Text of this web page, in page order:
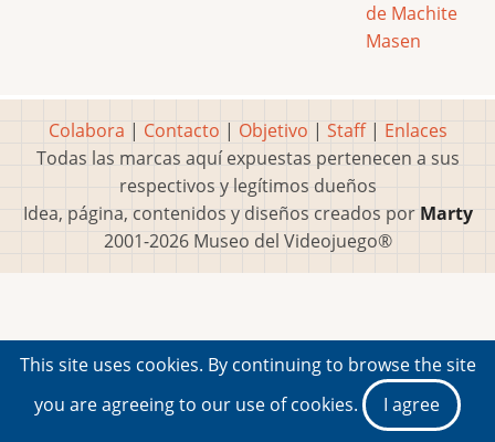
de Machite
Masen
Colabora | Contacto | Objetivo | Staff| Enlaces
Todas las marcas aquí expuestas pertenecen a sus
respectivos y legítimos dueños
Idea, página, contenidos y diseños creados por Marty
2001-2026 Museo del Videojuego®
This site uses cookies. By continuing to browse the site
you are agreeing to our use of cookies.
I agree